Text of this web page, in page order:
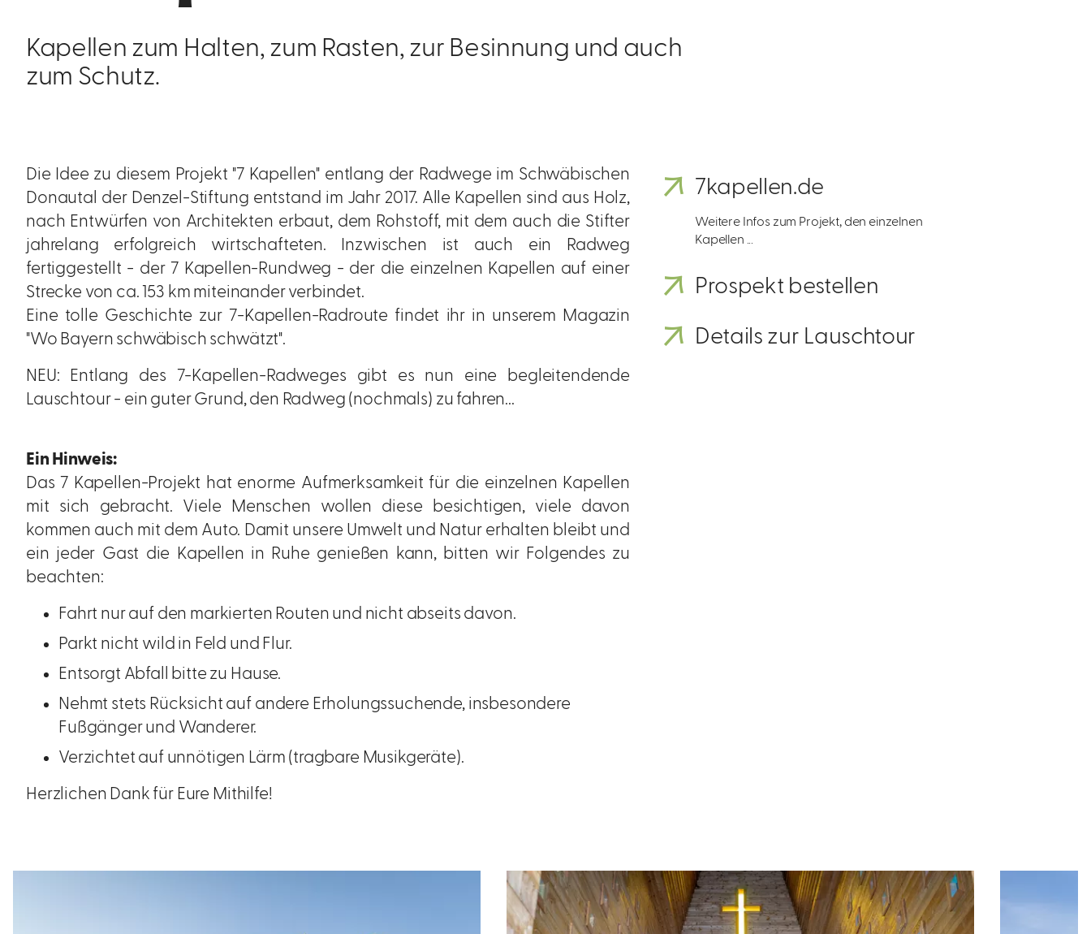
Kapellen zum Halten, zum Rasten, zur Besinnung und auch
zum Schutz.
Die Idee zu diesem Projekt "7 Kapellen" entlang der Radwege im Schwäbischen
Donautal der Denzel-Stiftung entstand im Jahr 2017. Alle Kapellen sind aus Holz,
nach Entwürfen von Architekten erbaut, dem Rohstoff, mit dem auch die Stifter
jahrelang erfolgreich wirtschafteten. Inzwischen ist auch ein Radweg
fertiggestellt - der 7 Kapellen-Rundweg - der die einzelnen Kapellen auf einer
Strecke von ca. 153 km miteinander verbindet.
Eine tolle Geschichte zur 7-Kapellen-Radroute findet ihr in unserem Magazin
"Wo Bayern schwäbisch schwätzt".
NEU: Entlang des 7-Kapellen-Radweges gibt es nun eine begleitendende
Lauschtour - ein guter Grund, den Radweg (nochmals) zu fahren...
Ein Hinweis:
Das 7 Kapellen-Projekt hat enorme Aufmerksamkeit für die einzelnen Kapellen
mit sich gebracht. Viele Menschen wollen diese besichtigen, viele davon
kommen auch mit dem Auto. Damit unsere Umwelt und Natur erhalten bleibt und
ein jeder Gast die Kapellen in Ruhe genießen kann, bitten wir Folgendes zu
beachten:
Fahrt nur auf den markierten Routen und nicht abseits davon.
Parkt nicht wild in Feld und Flur.
Entsorgt Abfall bitte zu Hause.
Nehmt stets Rücksicht auf andere Erholungssuchende, insbesondere
Fußgänger und Wanderer.
Verzichtet auf unnötigen Lärm (tragbare Musikgeräte).
Herzlichen Dank für Eure Mithilfe!
7kapellen.de
Weitere Infos zum Projekt, den einzelnen
Kapellen ...
Prospekt bestellen
Details zur Lauschtour